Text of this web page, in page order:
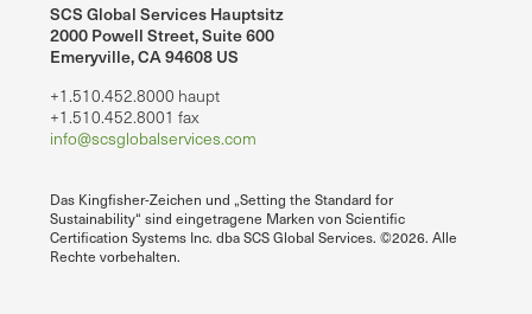
SCS Global Services Hauptsitz
2000 Powell Street, Suite 600
Emeryville, CA 94608 US
+1.510.452.8000 haupt
+1.510.452.8001 fax
info@scsglobalservices.com
Das Kingfisher-Zeichen und „Setting the Standard for
Sustainability“ sind eingetragene Marken von Scientific
Certification Systems Inc. dba SCS Global Services. ©2026. Alle
Rechte vorbehalten.